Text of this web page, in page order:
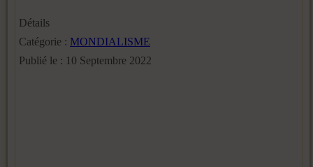
Détails
Catégorie : MONDIALISME
Publié le : 10 Septembre 2022